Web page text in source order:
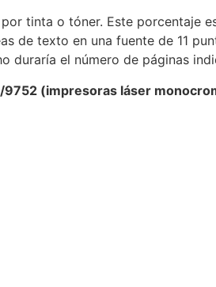
tinta o tóner. Este porcentaje
de texto en una fuente de 11
duraría el número de páginas
9752 (impresoras láser